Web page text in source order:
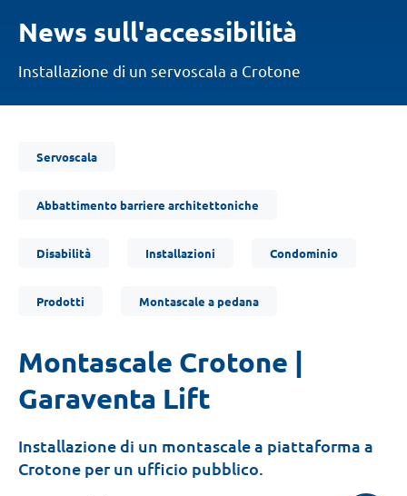
News sull'accessibilità
Installazione di un servoscala a Crotone
Servoscala
Abbattimento barriere architettoniche
Disabilità Installazioni Condominio
Prodotti Montascale a pedana
Montascale Crotone |
Garaventa Lift
Installazione di un montascale a piattaforma a
Crotone per un ufficio pubblico.